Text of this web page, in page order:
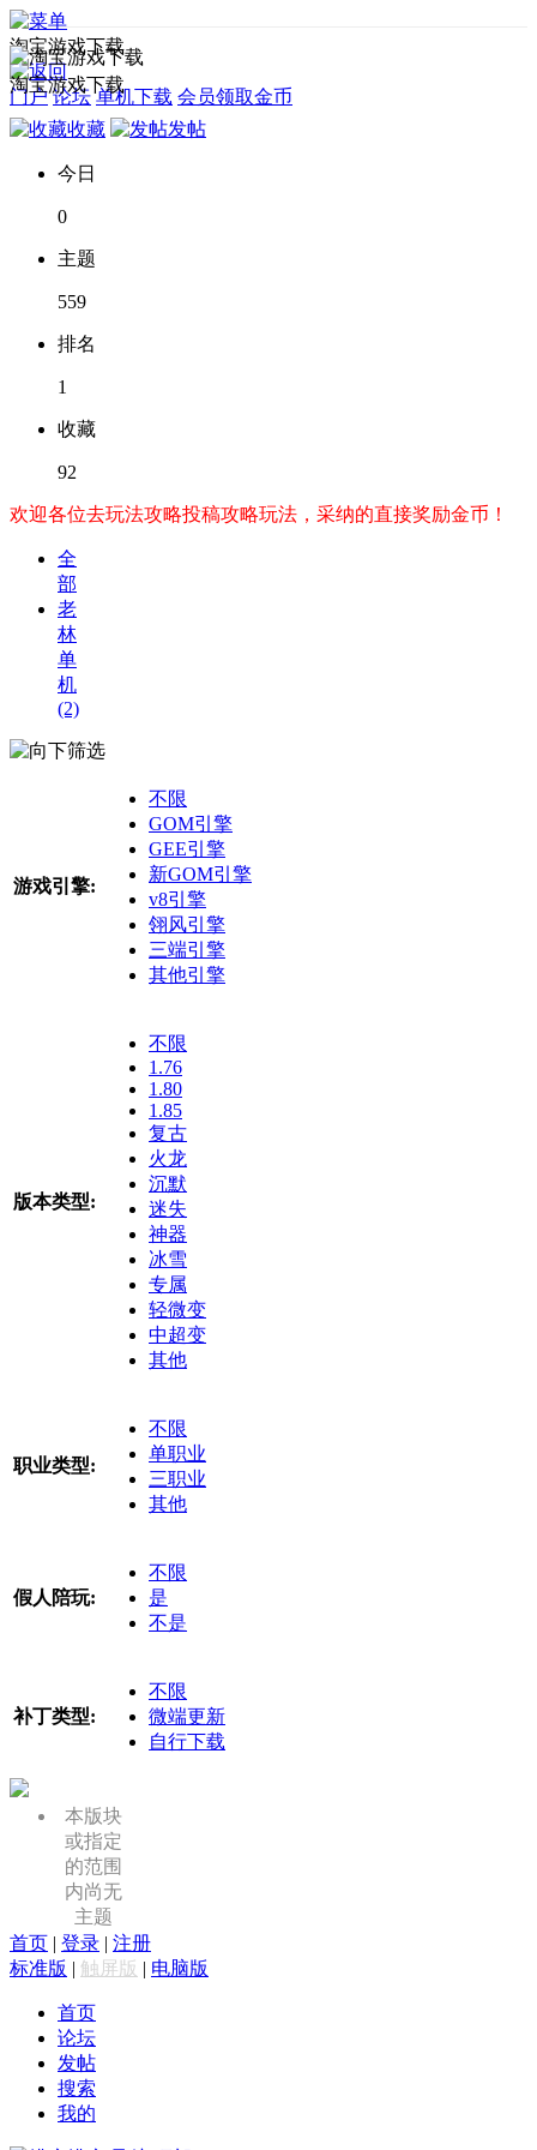
淘宝游戏下载
门户 论坛 单机下载 会员领取金币
淘宝游戏下载
收藏 发帖
今日
0
主题
559
排名
1
收藏
92
欢迎各位去玩法攻略投稿攻略玩法，采纳的直接奖励金币！
全
部
老
林
单
机
(2)
筛选
游戏引擎:
不限
GOM引擎
GEE引擎
新GOM引擎
v8引擎
翎风引擎
三端引擎
其他引擎
版本类型:
不限
1.76
1.80
1.85
复古
火龙
沉默
迷失
神器
冰雪
专属
轻微变
中超变
其他
职业类型:
不限
单职业
三职业
其他
假人陪玩:
不限
是
不是
补丁类型:
不限
微端更新
自行下载
本版块
或指定
的范围
内尚无
主题
首页 | 登录 | 注册
标准版 | 触屏版 | 电脑版
首页
论坛
发帖
搜索
我的